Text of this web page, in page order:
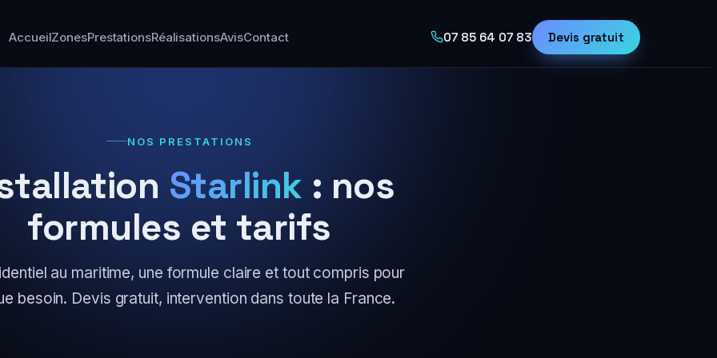
AccueilZonesPrestationsRéalisationsAvisContact 07 85 64 07 83 Devis gratuit
NOS PRESTATIONS
Starlink : nos
formules et tarifs
au maritime, une formule claire et tout compris pour
besoin. Devis gratuit, intervention dans toute la France.